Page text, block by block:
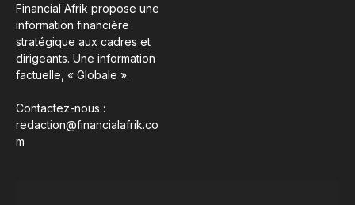
Financial Afrik propose une
information financière
stratégique aux cadres et
dirigeants. Une information
factuelle, « Globale ».
Contactez-nous :
redaction@financialafrik.co
m